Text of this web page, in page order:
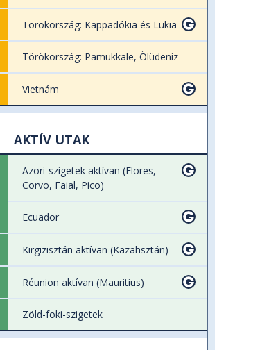
Törökország: Kappadókia és Lükia
Törökország: Pamukkale, Ölüdeniz
Vietnám
AKTÍV UTAK
Azori-szigetek aktívan (Flores,
Corvo, Faial, Pico)
Ecuador
Kirgizisztán aktívan (Kazahsztán)
Réunion aktívan (Mauritius)
Zöld-foki-szigetek